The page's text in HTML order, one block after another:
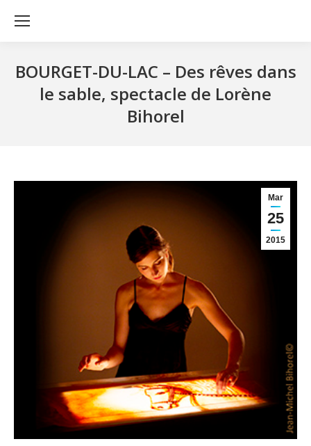
BOURGET-DU-LAC – Des rêves dans
le sable, spectacle de Lorène
Bihorel
Mar
25
2015